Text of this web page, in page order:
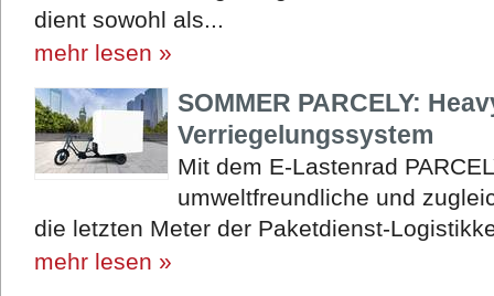
dient sowohl als...
mehr lesen »
SOMMER PARCELY:
Verriegelungssystem
Mit dem E-Lastenrad
umweltfreundliche und
die letzten Meter der Paketdienst-
mehr lesen »